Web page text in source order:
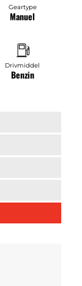
Geartype
Manuel
Drivmiddel
Benzin